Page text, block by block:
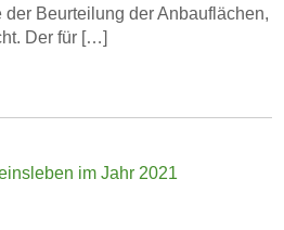
Beurteilung der Anbauflächen,
Der für […]
im Jahr 2021